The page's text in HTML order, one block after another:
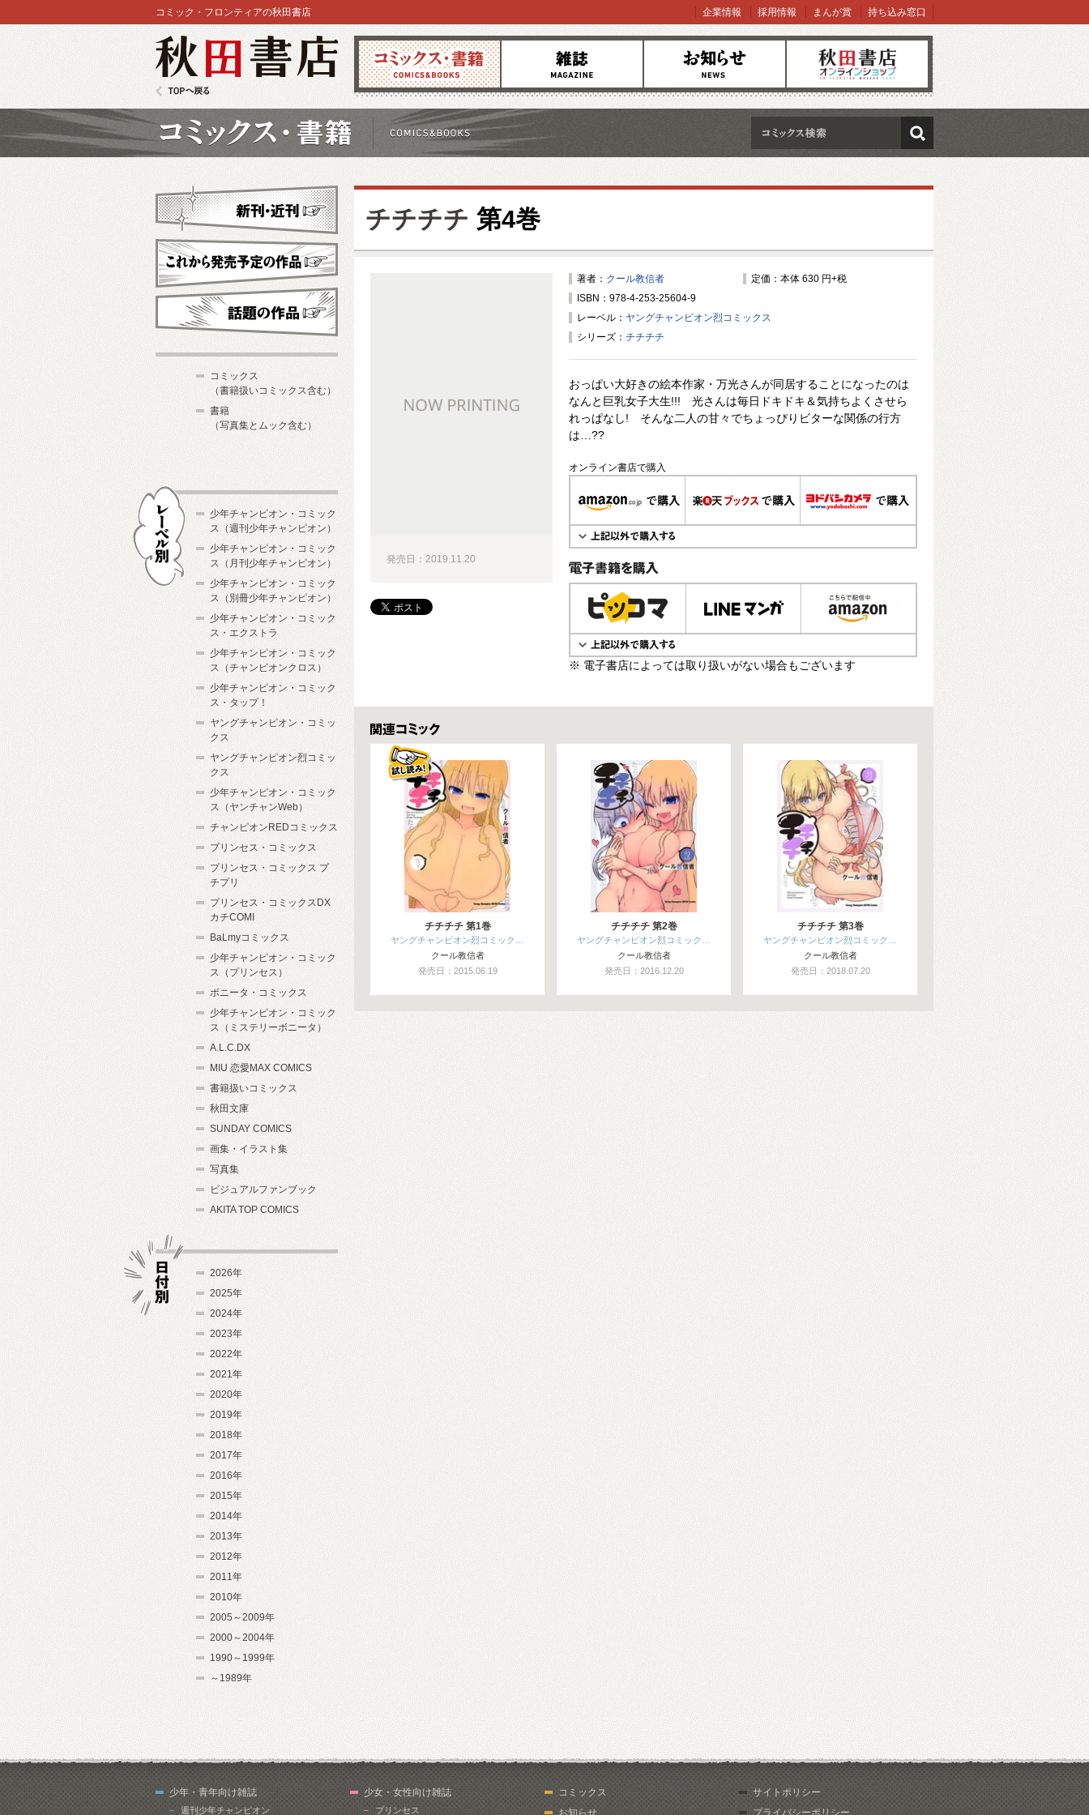
コミックス 雑誌 お知らせ オンラインショップ
コミック・フロンティアの秋田書店 企業情報 採用情報 まんが賞 持ち込み窓口
検索
チチチチ 第4巻
著者： クール教信者
定価：本体 630 円+税
ISBN：978-4-253-25604-9
レーベル： ヤングチャンピオン烈コミックス
シリーズ： チチチチ
おっぱい大好きの絵本作家・万光さんが同居することになったのは
なんと巨乳女子大生!!! 光さんは毎日ドキドキ＆気持ちよくさせら
れっぱなし! そんな二人の甘々でちょっぴりビターな関係の行方
は…??
オンライン書店で購入
電子書籍で購入
※ 電子書店によっては取り扱いがない場合もございます
発売日：2019.11.20
関連コミックス
チチチチ 第1巻
ヤングチャンピオン烈コミック…
クール教信者
発売日：2015.06.19
チチチチ 第2巻
ヤングチャンピオン烈コミック…
クール教信者
発売日：2016.12.20
チチチチ 第3巻
ヤングチャンピオン烈コミック…
クール教信者
発売日：2018.07.20
新刊・近刊
これから発売予定
コミックス
（書籍扱いコミックス含む）
書籍
（写真集とムック含む）
少年チャンピオン・コミック
ス（週刊少年チャンピオン）
少年チャンピオン・コミック
ス（月刊少年チャンピオン）
少年チャンピオン・コミック
ス（別冊少年チャンピオン）
少年チャンピオン・コミック
ス・エクストラ
少年チャンピオン・コミック
ス（チャンピオンクロス）
少年チャンピオン・コミック
ス・タップ！
ヤングチャンピオン・コミッ
クス
ヤングチャンピオン烈コミッ
クス
少年チャンピオン・コミック
ス（ヤンチャンWeb）
チャンピオンREDコミックス
プリンセス・コミックス
プリンセス・コミックス プ
チプリ
プリンセス・コミックスDX
カチCOMI
BaLmyコミックス
少年チャンピオン・コミック
ス（プリンセス）
ボニータ・コミックス
少年チャンピオン・コミック
ス（ミステリーボニータ）
A.L.C.DX
MIU 恋愛MAX COMICS
書籍扱いコミックス
秋田文庫
SUNDAY COMICS
画集・イラスト集
写真集
ビジュアルファンブック
AKITA TOP COMICS
2026年
2025年
2024年
2023年
2022年
2021年
2020年
2019年
2018年
2017年
2016年
2015年
2014年
2013年
2012年
2011年
2010年
2005～2009年
2000～2004年
1990～1999年
～1989年
少年・青年向け雑誌
週刊少年チャンピオン
少女・女性向け雑誌
プリンセス
コミックス
お知らせ
サイトポリシー
プライバシーポリシー